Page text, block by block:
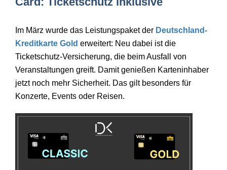
Im März wurde das Leistungspaket der Deutschland-
Kreditkarte Gold erweitert: Neu dabei ist die
Ticketschutz-Versicherung, die beim Ausfall von
Veranstaltungen greift. Damit genießen Karteninhaber
jetzt noch mehr Sicherheit. Das gilt besonders für
Konzerte, Events oder Reisen.